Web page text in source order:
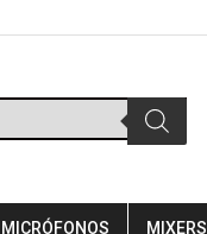
MICRÓFONOS MIXERS